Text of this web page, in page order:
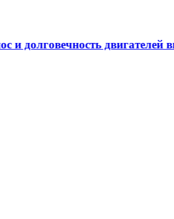
двигателей внутреннего